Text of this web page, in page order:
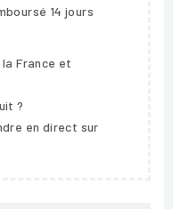
14 jours
France et
?
en direct sur